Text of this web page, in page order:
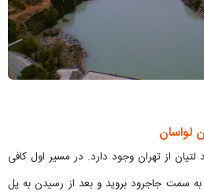
لواسان
از تهران وجود دارد. در مسیر اول کافی
به سمت جاجرود بروید و بعد از رسیدن به پل